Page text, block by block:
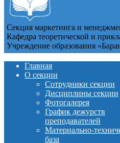
Секция маркетинга и
Кафедра теоретической и
Учреждение образования
Главная
О секции
Сотрудники секции
Дисциплины секции
Фотогалерея
График дежурств
преподавателей
Материально-
база